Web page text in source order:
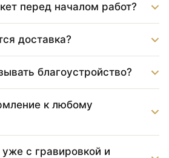
перед началом работ?
доставка?
благоустройство?
к любому
с гравировкой и